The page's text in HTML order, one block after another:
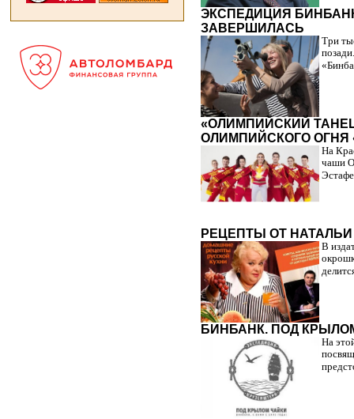
ЭКСПЕДИЦИЯ
ЗАВЕРШИЛАСЬ
Три
«ОЛИМПИЙСКИЙ
ОЛИМПИЙСКОГО ОГНЯ
На
чаши
РЕЦЕПТЫ ОТ
В
БИНБАНК. ПОД
На